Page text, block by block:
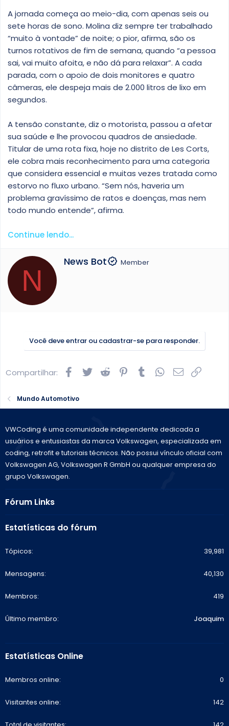
A jornada começa ao meio-dia, com apenas seis ou
sete horas de sono. Molina diz sempre ter trabalhado
“muito à vontade” de noite; o pior, afirma, são os
turnos rotativos de fim de semana, quando “a pessoa
sai, vai muito afoita, e não dá para relaxar”. A cada
parada, com o apoio de dois monitores e quatro
câmeras, ele despeja mais de 2.000 litros de lixo em
segundos.
A tensão constante, diz o motorista, passou a afetar
sua saúde e lhe provocou quadros de ansiedade.
Titular de uma rota fixa, hoje no distrito de Les Corts,
ele cobra mais reconhecimento para uma categoria
que considera essencial e muitas vezes tratada como
estorvo no fluxo urbano. “Sem nós, haveria um
problema gravíssimo de ratos e doenças, mas nem
todo mundo entende”, afirma.
Continue lendo...
N
W
y
News Bot Member
Você deve entrar ou cadastrar-se para responder.
Compartilhar: FacebookTwitterReddit PinterestTumblrWhatsApp
E-mail
Mundo Automotivo
VWCoding é uma comunidade independente dedicada a
usuários e entusiastas da marca Volkswagen, especializada em
coding, retrofit e tutoriais técnicos. Não possui vínculo oficial com
Volkswagen AG, Volkswagen R GmbH ou qualquer empresa do
grupo Volkswagen.
Fórum Links
Estatísticas do fórum
Tópicos 39,981
Mensagens 40,130
Membros 419
Último membro Joaquim
Estatísticas Online
Membros online 0
Visitantes online 142